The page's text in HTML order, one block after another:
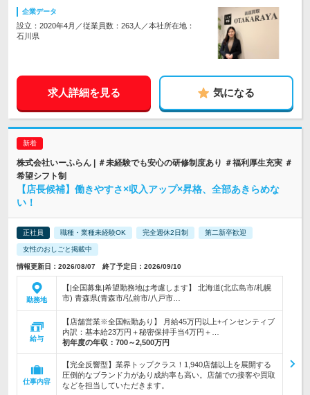
企業データ
設立：2020年4月／従業員数：263人／本社所在地：
石川県
求人詳細を見る 気になる
株式会社いーふらん | ＃未経験でも安心の研修制度あり ＃福利厚生充実 ＃
希望シフト制
【店長候補】働きやすさ×収入アップ×昇格、全部あきらめな
い！
正社員 職種・業種未経験OK 完全週休2日制 第二新卒歓迎
女性のおしごと掲載中
情報更新日：2026/08/07 終了予定日：2026/09/10
勤務地
【|全国募集|希望勤務地は考慮します】 北海道(北広島市/札幌
市) 青森県(青森市/弘前市/八戸市…
給与
【店舗営業※全国転勤あり】 月給45万円以上+インセンティブ
内訳：基本給23万円＋秘密保持手当4万円＋…
初年度の年収： 700～2,500万円
仕事内容
【完全反響型】業界トップクラス！1,940店舗以上を展開する
圧倒的なブランド力があり成約率も高い。店舗での接客や買取
などを担当していただきます。